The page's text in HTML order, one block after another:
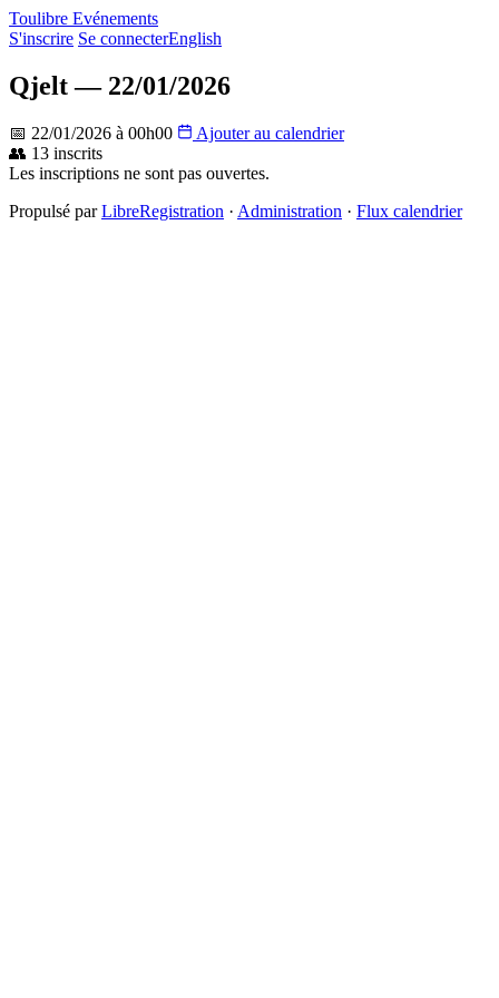
Toulibre Evénements
S'inscrire Se connecterEnglish
Qjelt — 22/01/2026
📅 22/01/2026 à 00h00
Ajouter au calendrier
👥 13 inscrits
Les inscriptions ne sont pas ouvertes.
Propulsé parLibreRegistration · Administration · Flux calendrier